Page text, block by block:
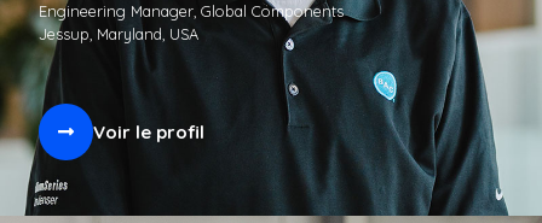
Engineering Manager, Global Components
Jessup, Maryland, USA
Voir le profil